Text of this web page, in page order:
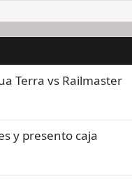
Terra vs Railmaster
y presento caja